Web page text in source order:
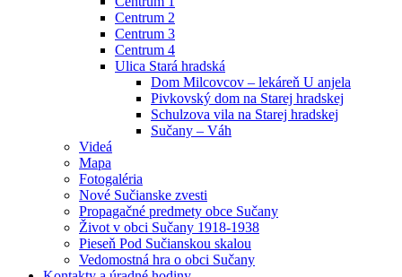
Centrum 2
Centrum 3
Centrum 4
Ulica Stará hradská
Dom Milcovcov – lekáreň U anjela
Pivkovský dom na Starej hradskej
Schulzova vila na Starej hradskej
Sučany – Váh
Videá
Mapa
Fotogaléria
Nové Sučianske zvesti
Propagačné predmety obce Sučany
Život v obci Sučany 1918-1938
Pieseň Pod Sučianskou skalou
Vedomostná hra o obci Sučany